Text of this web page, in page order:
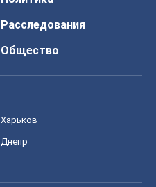
Расследования
Общество
Харьков
Днепр